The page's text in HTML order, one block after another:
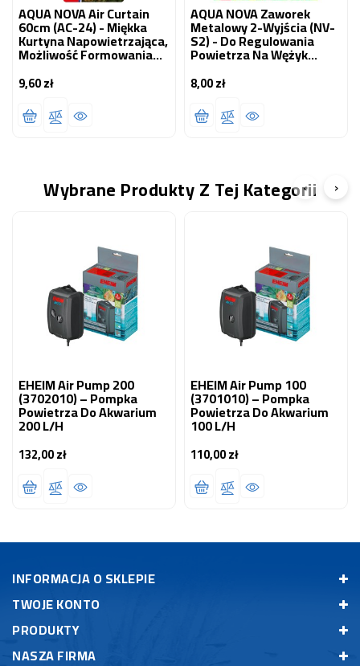
AQUA NOVA Air Curtain
60cm (AC-24) - Miękka
Kurtyna Napowietrzająca,
Możliwość Formowania
Dowolnego Kształtu
9,60 złCena
AQUA NOVA Zaworek
Metalowy 2-Wyjścia (NV-
S2) - Do Regulowania
Powietrza Na Wężyk
8,00 złCena
Wybrane Produkty Z Tej Kategorii
EHEIM Air Pump 200
(3702010) – Pompka
Powietrza Do Akwarium
200 L/h
132,00 złCena
EHEIM Air Pump 100
(3701010) – Pompka
Powietrza Do Akwarium
100 L/h
110,00 złCena
‹ ›
INFORMACJA O SKLEPIE
TWOJE KONTO
PRODUKTY
NASZA FIRMA